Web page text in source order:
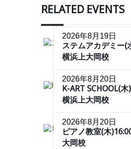
RELATED EVENTS
2026年8月19日
ステムアカデミー(
横浜上大岡校
2026年8月20日
K-ART SCHOOL(
横浜上大岡校
2026年8月20日
ピアノ教室(木
大岡校